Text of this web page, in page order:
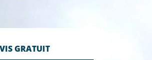
GRATUIT